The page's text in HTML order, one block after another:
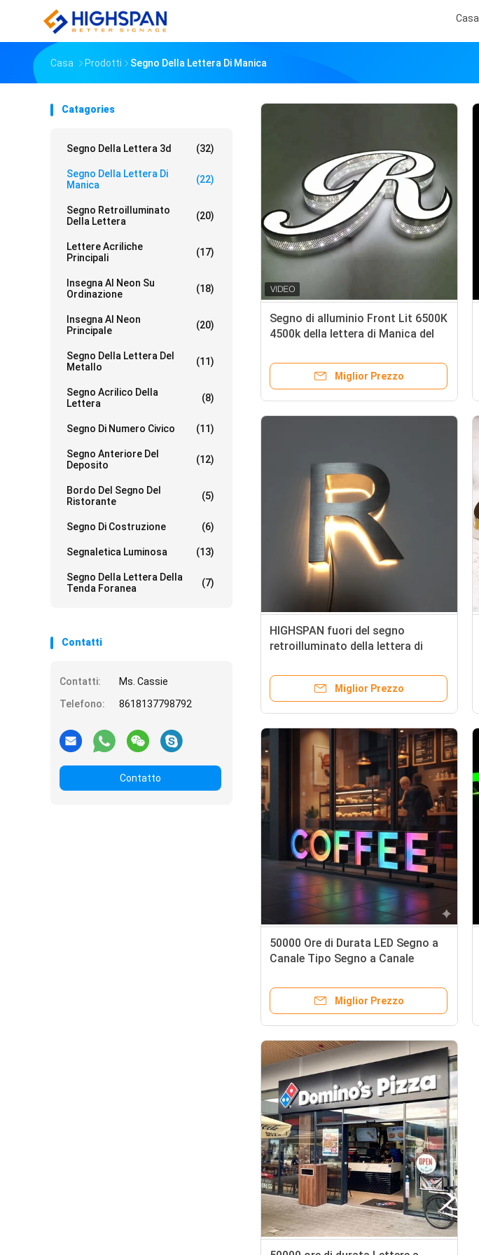
Casa
Casa Prodotti Segno Della Lettera Di Manica
Catagories
Segno Della Lettera 3d (32)
Segno Della Lettera Di
Manica
(22)
Segno Retroilluminato
Della Lettera
(20)
Lettere Acriliche
Principali
(17)
Insegna Al Neon Su
Ordinazione
(18)
Insegna Al Neon
Principale
(20)
Segno Della Lettera Del
Metallo
(11)
Segno Acrilico Della
Lettera
(8)
Segno Di Numero Civico (11)
Segno Anteriore Del
Deposito
(12)
Bordo Del Segno Del
Ristorante
(5)
Segno Di Costruzione (6)
Segnaletica Luminosa (13)
Segno Della Lettera Della
Tenda Foranea
(7)
Contatti
Contatti:
Ms. Cassie
Telefono:
8618137798792
Contatto
Segno di alluminio Front Lit 6500K
4500k della lettera di Manica del
Miglior Prezzo
HIGHSPAN fuori del segno
retroilluminato della lettera di
Miglior Prezzo
50000 Ore di Durata LED Segno a
Canale Tipo Segno a Canale
Dettaglio e Soluzioni di
Segnaletica
Miglior Prezzo